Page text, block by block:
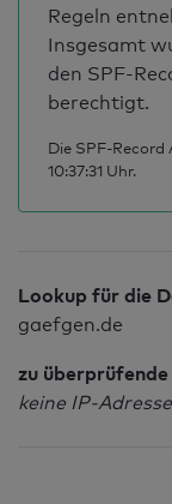
Regeln
Insgesamt
den SPF-
berechtigt.
Die SPF-
10:37:31 Uhr.
Lookup für die
gaefgen.de
zu
keine IP-